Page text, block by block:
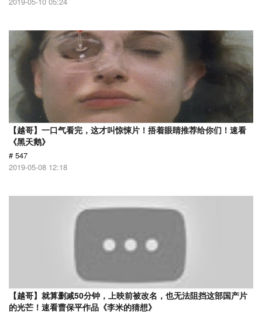
【越哥】一口气看完，这才叫惊悚片！捂着眼睛推荐给你们！速看
《黑天鹅》
# 547
2019-05-08 12:18
【越哥】就算删减50分钟，上映前被改名，也无法阻挡这部国产片
的光芒！速看曹保平作品《李米的猜想》